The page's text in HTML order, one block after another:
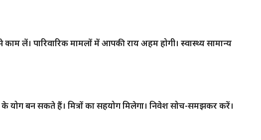
लें। पारिवारिक मामलों में आपकी राय अहम होगी। स्वास्थ्य सामान्य
योग बन सकते हैं। मित्रों का सहयोग मिलेगा। निवेश सोच-समझकर करें।